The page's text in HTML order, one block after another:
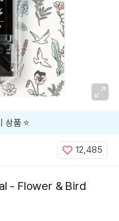
상품 ⭐️
12,485
- Flower & Bird